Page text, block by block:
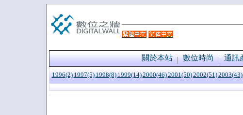
關於本站 數位時尚 通訊
1996(2) 1997(5) 1998(8) 1999(14)2000(46)2001(50)2002(51)2003(43)